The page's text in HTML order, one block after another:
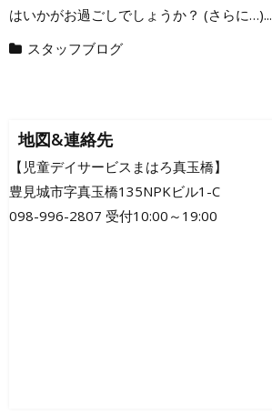
はいかがお過ごしでしょうか？ (さらに…)...
スタッフブログ
地図&連絡先
【児童デイサービスまはろ真玉橋】
豊見城市字真玉橋135NPKビル1-C
098-996-2807 受付10:00～19:00